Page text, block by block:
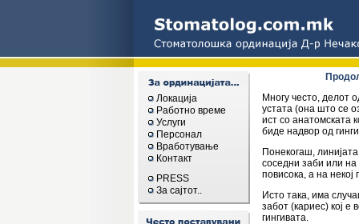
Локација
Работно време
Услуги
Персонал
Вработување
Контакт
PRESS
За сајтот..
Многу често, делот
устата (она што се
ист со анатомската
биде надвор од
Понекогаш,
соседни заби или на
повисока, а на
Исто така, има
забот (кариес) кој е
гингивата.